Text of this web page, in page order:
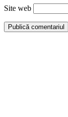
Site web